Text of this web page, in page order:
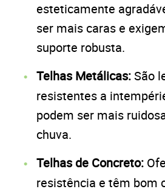
esteticamente
ser mais caras e
suporte robusta.
Telhas Metálicas:São
resistentes a
podem ser mais
chuva.
Telhas de Concreto:
resistência e têm bom